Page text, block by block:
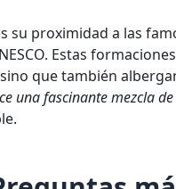
su proximidad a las
Estas
que también
una fascinante mezcla